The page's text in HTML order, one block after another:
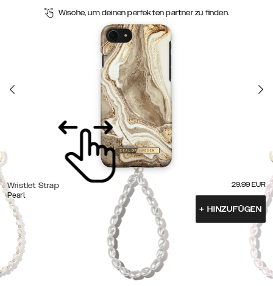
Wische, um deinen perfekten partner zu finden.
Wristlet Strap
Pearl
29.99 EUR
+ HINZUFÜGEN